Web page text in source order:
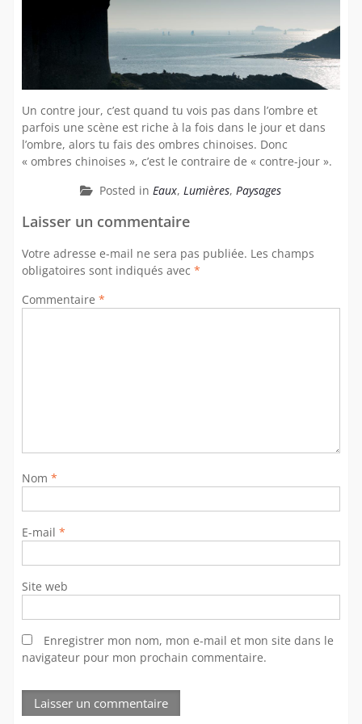
Un contre jour, c’est quand tu vois pas dans l’ombre et
parfois une scène est riche à la fois dans le jour et dans
l’ombre, alors tu fais des ombres chinoises. Donc
« ombres chinoises », c’est le contraire de « contre-jour ».
Posted inEaux,Lumières,Paysages
Laisser un commentaire
Votre adresse e-mail ne sera pas publiée. Les champs
obligatoires sont indiqués avec *
Commentaire *
Nom *
E-mail *
Site web
Enregistrer mon nom, mon e-mail et mon site dans le
navigateur pour mon prochain commentaire.